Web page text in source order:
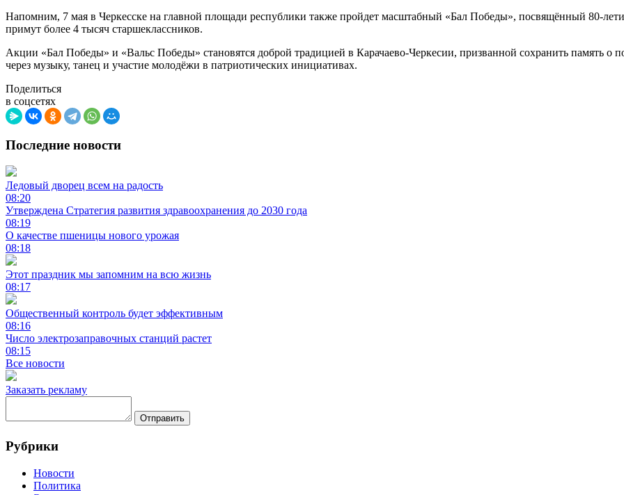
Напомним, 7 мая в Черкесске на главной площади республики также пройдет масштабный «Бал Победы», посвящённый 80-
примут более 4 тысяч старшеклассников.
Акции «Бал Победы» и «Вальс Победы» становятся доброй традицией в Карачаево-Черкесии, призванной сохранить память о
через музыку, танец и участие молодёжи в патриотических инициативах.
Поделиться
в соцсетях
Последние новости
Ледовый дворец всем на радость
08:20
Утверждена Стратегия развития здравоохранения до 2030 года
08:19
О качестве пшеницы нового урожая
08:18
Этот праздник мы запомним на всю жизнь
08:17
Общественный контроль будет эффективным
08:16
Число электрозаправочных станций растет
08:15
Все новости
Заказать рекламу
Отправить
Рубрики
Новости
Политика